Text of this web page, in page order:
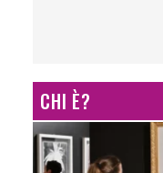
CHI È?